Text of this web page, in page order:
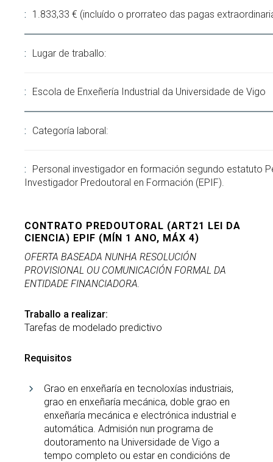
1.833,33 € (incluído o prorrateo das pagas
Lugar de traballo:
Escola de Enxeñería Industrial da Universidade de Vigo
Categoría laboral:
Personal investigador en formación segundo estatuto
Investigador Predoutoral en Formación (EPIF).
CONTRATO PREDOUTORAL (ART21 LEI DA
CIENCIA) EPIF (MÍN 1 ANO, MÁX 4)
OFERTA BASEADA NUNHA RESOLUCIÓN
PROVISIONAL OU COMUNICACIÓN FORMAL DA
ENTIDADE FINANCIADORA.
Traballo a realizar:
Tarefas de modelado predictivo
Requisitos
Grao en enxeñaría en tecnoloxías industriais,
grao en enxeñaría mecánica, doble grao en
enxeñaría mecánica e electrónica industrial e
automática. Admisión nun programa de
doutoramento na Universidade de Vigo a
tempo completo ou estar en condicións de